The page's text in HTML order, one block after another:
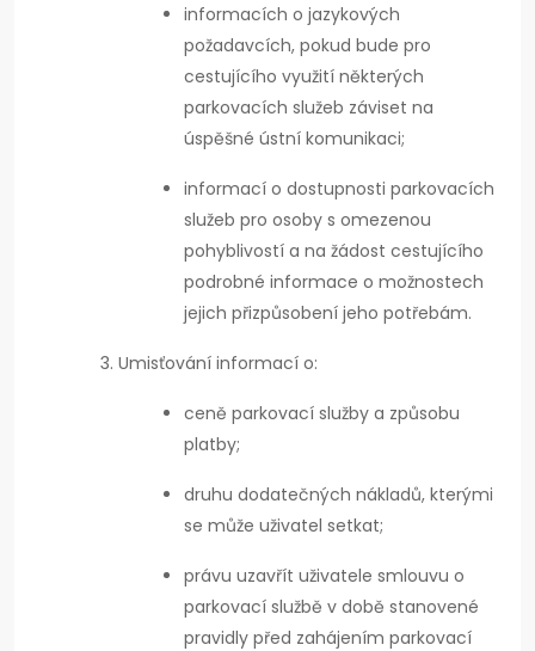
informacích o jazykových
požadavcích, pokud bude pro
cestujícího využití některých
parkovacích služeb záviset na
úspěšné ústní komunikaci;
informací o dostupnosti parkovacích
služeb pro osoby s omezenou
pohyblivostí a na žádost cestujícího
podrobné informace o možnostech
jejich přizpůsobení jeho potřebám.
Umisťování informací o:
ceně parkovací služby a způsobu
platby;
druhu dodatečných nákladů, kterými
se může uživatel setkat;
právu uzavřít uživatele smlouvu o
parkovací službě v době stanovené
pravidly před zahájením parkovací